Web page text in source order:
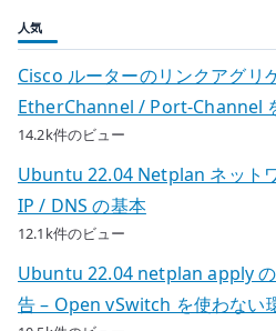
人気
Cisco ルーターのリンクアグリ
EtherChannel / Port-Channel
14.2k件のビュー
Ubuntu 22.04 Netplan ネット
IP / DNS の基本
12.1k件のビュー
Ubuntu 22.04 netplan apply
告 – Open vSwitch を使わない